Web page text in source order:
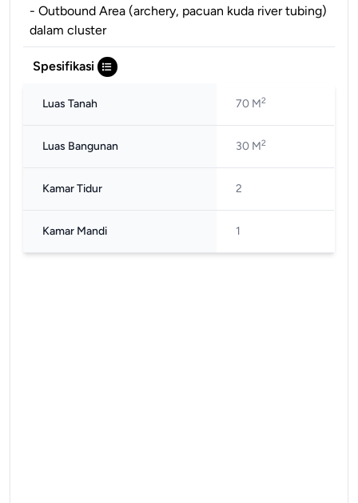
- Outbound Area (archery, pacuan kuda river tubing)
dalam cluster
Spesifikasi
Luas Tanah 70 M2
Luas Bangunan 30 M2
Kamar Tidur 2
Kamar Mandi 1